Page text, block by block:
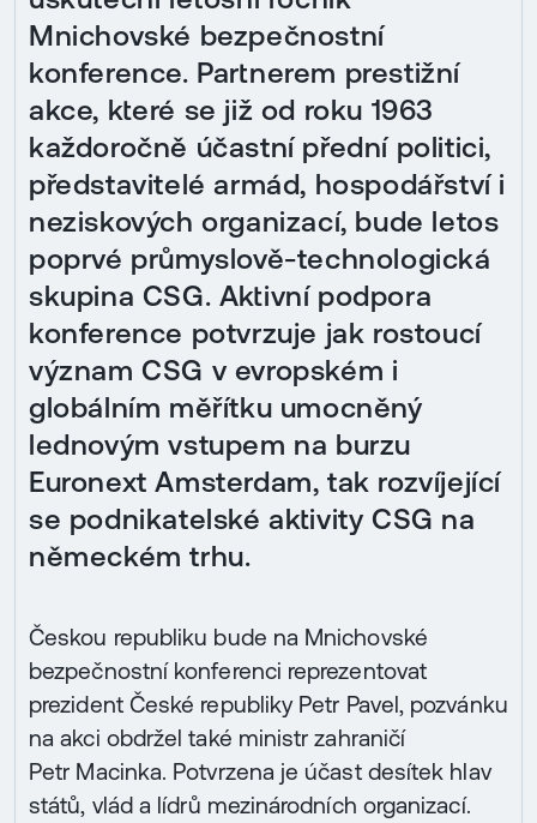
Mnichovské bezpečnostní
konference. Partnerem prestižní
akce, které se již od roku 1963
každoročně účastní přední politici,
představitelé armád, hospodářství i
neziskových organizací, bude letos
poprvé průmyslově-technologická
skupina CSG. Aktivní podpora
konference potvrzuje jak rostoucí
význam CSG v evropském i
globálním měřítku umocněný
lednovým vstupem na burzu
Euronext Amsterdam, tak rozvíjející
se podnikatelské aktivity CSG na
německém trhu.
Českou republiku bude na Mnichovské
bezpečnostní konferenci reprezentovat
prezident České republiky Petr Pavel, pozvánku
na akci obdržel také ministr zahraničí
Petr Macinka. Potvrzena je účast desítek hlav
států, vlád a lídrů mezinárodních organizací.